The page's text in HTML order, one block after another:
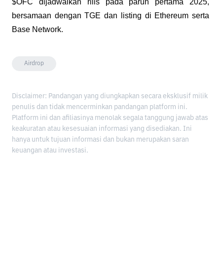
$OFC dijadwalkan rilis pada paruh pertama 2025,
bersamaan dengan TGE dan listing di Ethereum serta
Base Network.
Airdrop
Disclaimer: Pandangan yang diungkapkan secara eksklusif milik
penulis dan tidak mencerminkan pandangan platform ini.
Platform ini dan afiliasinya menolak segala tanggung jawab atas
keakuratan atau kesesuaian informasi yang disediakan. Ini
hanya untuk tujuan informasi dan bukan merupakan saran
keuangan atau investasi.